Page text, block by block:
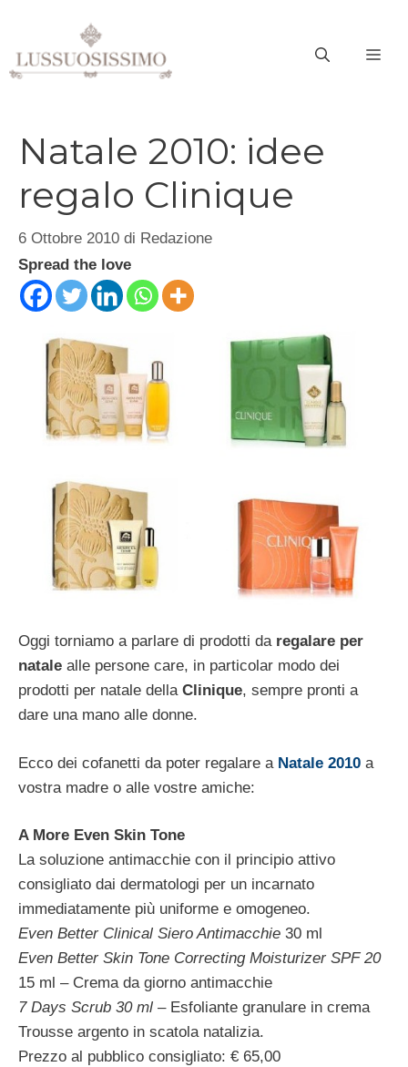
contenuto
Natale 2010: idee
regalo Clinique
6 Ottobre 2010 di Redazione
Spread the love
Oggi torniamo a parlare di prodotti da regalare per
natale alle persone care, in particolar modo dei
prodotti per natale della Clinique, sempre pronti a
dare una mano alle donne.
Ecco dei cofanetti da poter regalare a Natale 2010 a
vostra madre o alle vostre amiche:
A More Even Skin Tone
La soluzione antimacchie con il principio attivo
consigliato dai dermatologi per un incarnato
immediatamente più uniforme e omogeneo.
Even Better Clinical Siero Antimacchie 30 ml
Even Better Skin Tone Correcting Moisturizer SPF 20
15 ml – Crema da giorno antimacchie
7 Days Scrub 30 ml – Esfoliante granulare in crema
Trousse argento in scatola natalizia.
Prezzo al pubblico consigliato: € 65,00